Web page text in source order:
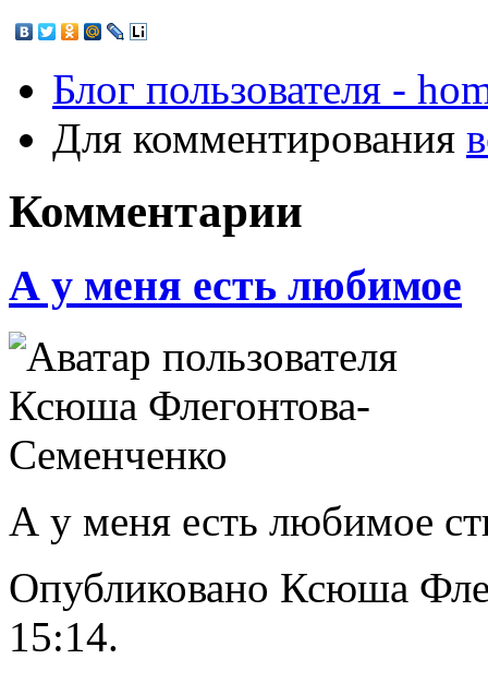
Блог пользователя -
Для комментирования
Комментарии
А у меня есть любимое
А у меня есть любимое
Опубликовано Ксюша
15:14.